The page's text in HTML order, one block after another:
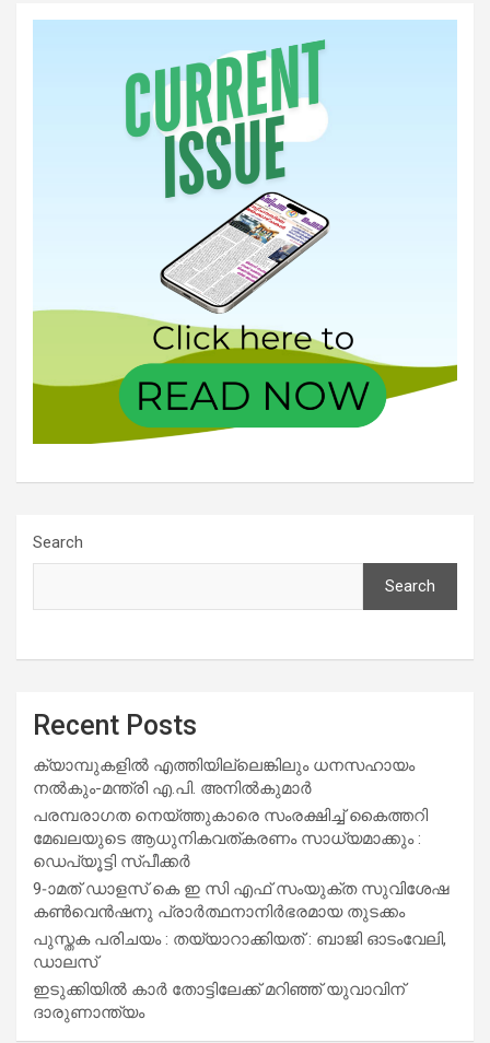
Search
Search
Recent Posts
ക്യാമ്പുകളിൽ എത്തിയില്ലെങ്കിലും ധനസഹായം
നൽകും-മന്ത്രി എ.പി. അനിൽകുമാർ
പരമ്പരാഗത നെയ്ത്തുകാരെ സംരക്ഷിച്ച് കൈത്തറി
മേഖലയുടെ ആധുനികവത്കരണം സാധ്യമാക്കും :
ഡെപ്യൂട്ടി സ്പീക്കർ
9-ാമത് ഡാളസ് കെ ഇ സി എഫ് സംയുക്ത സുവിശേഷ
കൺവെൻഷനു പ്രാർത്ഥനാനിർഭരമായ തുടക്കം
പുസ്തക പരിചയം : തയ്യാറാക്കിയത് : ബാജി ഓടംവേലി,
ഡാലസ്
ഇടുക്കിയിൽ കാർ തോട്ടിലേക്ക് മറിഞ്ഞ് യുവാവിന്
ദാരുണാന്ത്യം